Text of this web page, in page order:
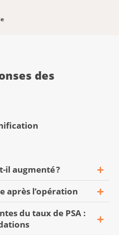
des
il augmenté ?
le taux de PSA
après l’opération
du taux de PSA :